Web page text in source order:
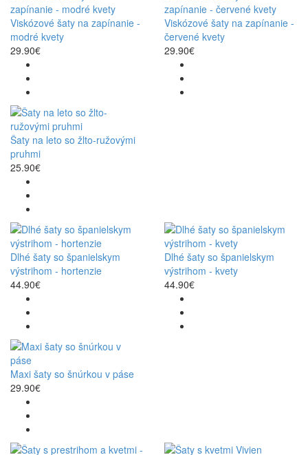
Viskózové šaty na zapínanie -
modré kvety
29.90€
Viskózové šaty na zapínanie -
červené kvety
29.90€
Šaty na leto so žlto-ružovými
pruhmi
25.90€
Dlhé šaty so španielskym
výstrihom - hortenzie
44.90€
Dlhé šaty so španielskym
výstrihom - kvety
44.90€
Maxi šaty so šnúrkou v páse
29.90€